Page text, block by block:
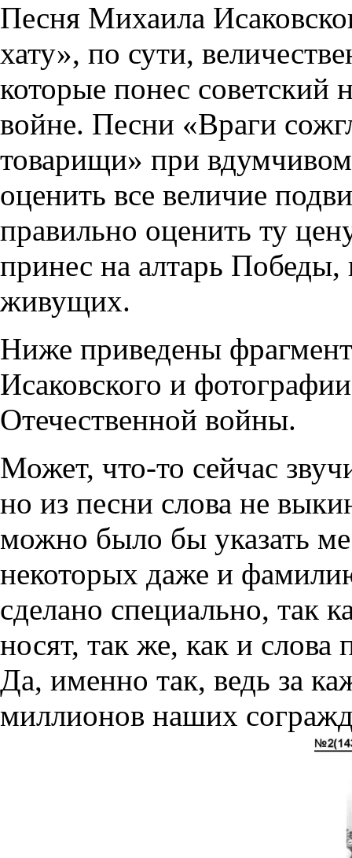
Песня Михаила
хату», по сути,
которые понес советский
войне. Песни «Враги
товарищи» при
оценить все величие
правильно оценить ту
принес на алтарь
живущих.
Ниже приведены
Исаковского и
Отечественной войны.
Может, что-то сейчас
но из песни слова не
можно было бы указать
некоторых даже и
сделано специально, так
носят, так же, как и
Да, именно так, ведь за
миллионов наших